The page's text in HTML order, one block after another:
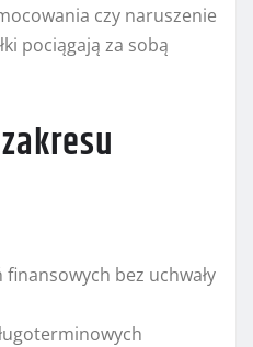
czy naruszenie
pociągają za sobą
bez uchwały